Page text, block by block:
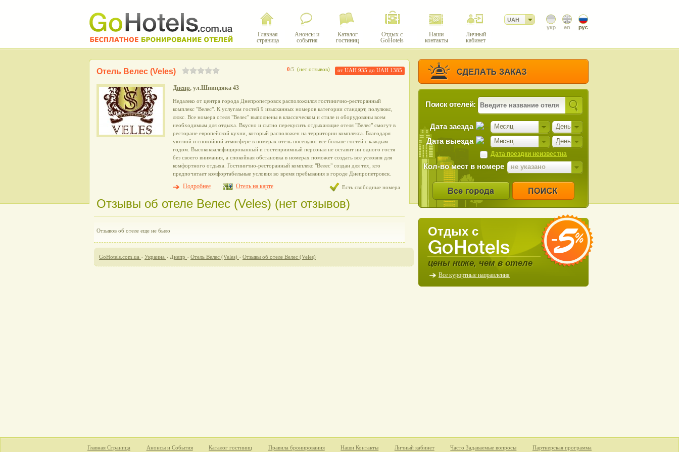
Главная
страница
Анонсы и
события
Каталог
гостиниц
Отдых с
GoHotels
Наши
контакты
Личный
кабинет
UAH
0/5 (нет отзывов) от UAH 935 до UAH 1385
Отель Велес (Veles)
Днепр, ул.Шпиндяка 43
Недалеко от центра города Днепропетровск расположился гостинично-ресторанный
комплекс "Велес". К услугам гостей 9 изысканных номеров категории стандарт, полулюкс,
люкс. Все номера отеля "Велес" выполнены в классическом и стиле и оборудованы всем
необходимым для отдыха. Вкусно и сытно перекусить отдыхающие отеля "Велес" смогут в
ресторане европейской кухни, который расположен на территории комплекса. Благодаря
уютной и спокойной атмосфере в номерах отель посещают все больше гостей с каждым
годом. Высококвалифицированный и гостеприимный персонал не оставит ни одного гостя
без своего внимания, а спокойная обстановка в номерах поможет создать все условия для
комфортного отдыха. Гостинично-ресторанный комплекс "Велес" создан для тех, кто
предпочитает комфортабельные условия во время пребывания в городе Днепропетровск.
Подробнее Отель на карте Есть свободные номера
Отзывы об отеле Велес (Veles) (нет отзывов)
Отзывов об отеле еще не было
GoHotels.com.ua › Украина › Днепр › Отель Велес (Veles) › Отзывы об отеле Велес (Veles)
Поиск отелей:
Месяц День
Дата заезда
Месяц День
Дата выезда
Дата поездки неизвестна
Кол-во мест в номере не указано
Отдых с
цены ниже, чем в отеле
Все курортные направления
Главная Страница Анонсы и События Каталог гостиниц Правила бронирования Наши Контакты Личный кабинет Часто Задаваемые вопросы Партнерская программа